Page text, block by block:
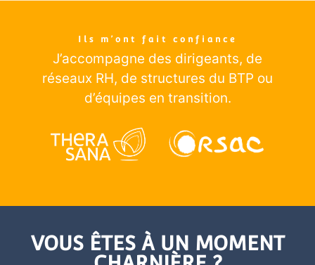
Ils m’ont fait confiance
J’accompagne des dirigeants, de
réseaux RH, de structures du BTP ou
d’équipes en transition.
VOUS ÊTES À UN MOMENT